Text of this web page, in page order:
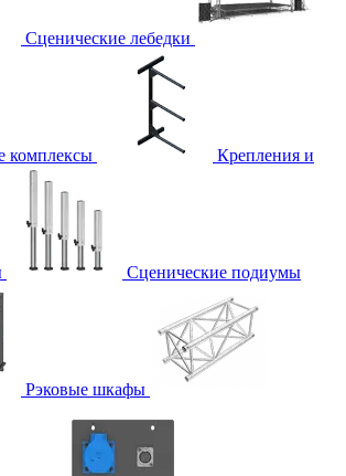
Сценические лебедки
комплексы Крепления и
Сценические подиумы
Рэковые шкафы